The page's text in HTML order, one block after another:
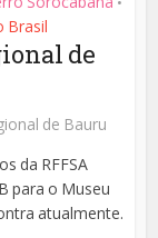
Brasil
de
de Bauru
da RFFSA
para o Museu
atualmente.